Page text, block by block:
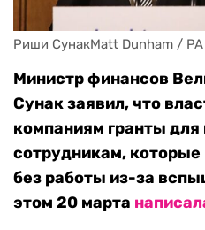
Риши СунакMatt Dunham / PA
Министр финансов
Сунак заявил, что
компаниям гранты
сотрудникам,
без работы из-за
этом 20 марта